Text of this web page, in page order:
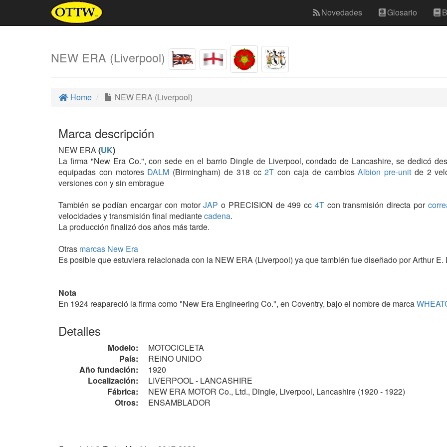
Novedades Glosario
NEW ERA (Liverpool)
Home NEW ERA (Liverpool)
Marca descripción
NEW ERA(UK)
La firma "New Era Co.", con sede en el barrio Dingle de Liverpool, condado de Lancashire, se dedicó
equipadas con motoresDALM (Birmingham) de 318 cc2T con caja de cambiosAlbion pre-unit de 2
versiones con y sin embrague
También se podían encargar con motorJAP o PRECISION de 499 cc 4Tcon transmisión directa por
velocidades y transmisión final mediantecadena.
La producción finalizó dos años más tarde.
Otras marcas New Era
Es posible que estuviera relacionada con la NEW ERA (Liverpool) ya que también fue diseñado por Arthur E.
Nota
En 1924 reapareció la firma como "New Era Engineering Co.", en Coventry, bajo el nombre de marca
Detalles
Modelo:
MOTOCICLETA
País:
REINO UNIDO
Año fundación:
1920
Localización:
LIVERPOOL - LANCASHIRE
Fábrica:
NEW ERA MOTOR Co., Ltd., Dingle, Liverpool, Lancashire (1920 - 1922)
Otros:
ENSAMBLADOR